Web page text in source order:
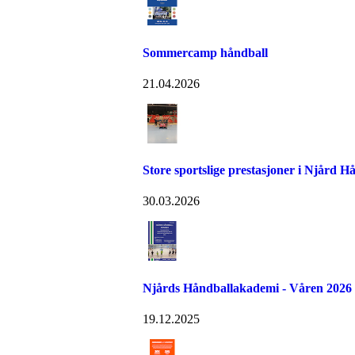
Sommercamp håndball
21.04.2026
Store sportslige prestasjoner i Njård
30.03.2026
Njårds Håndballakademi - Våren 2026
19.12.2025